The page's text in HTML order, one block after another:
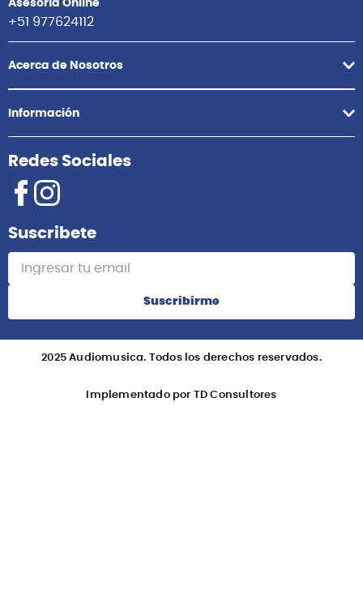
Asesoría Online
+51 977624112
Acerca de Nosotros
Información
Redes Sociales
Suscribete
Suscribirme
2025 Audiomusica. Todos los derechos reservados.
Implementado por TD Consultores